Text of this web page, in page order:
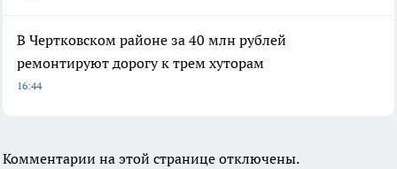
В Чертковском районе за 40 млн рублей
ремонтируют дорогу к трем хуторам
16:44
Комментарии на этой странице отключены.